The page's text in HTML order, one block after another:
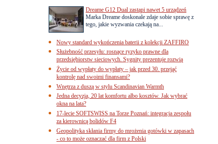
Dreame G12 Dual zastąpi nawet 5 urządzeń
Marka Dreame doskonale zdaje sobie sprawę z
tego, jakie wyzwania czekają na...
Nowy standard wykończenia baterii z kolekcji ZAFFIRO
Służebność przesyłu: rosnące ryzyko prawne dla
przedsiębiorstw sieciowych. Sygnity prezentuje rozwią
Życie od wypłaty do wypłaty – jak przed 30. przejąć
kontrolę nad swoimi finansami?
Wnętrza z duszą w stylu Scandinavian Warmth
Jedna decyzja, 20 lat komfortu albo kosztów. Jak wybrać
okna na lata?
17-lecie SOFTSWISS na Torze Poznań: integracja zespołu
za kierownicą bolidów F4
Geopolityka skłania firmy do mrożenia gotówki w zapasach
- co to może oznaczać dla firm z Polski